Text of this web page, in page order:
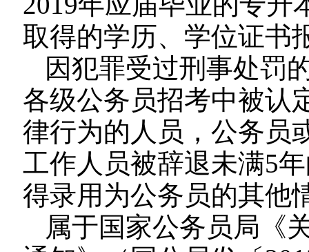
取得的学历、学位证书
因犯罪受过刑事处罚
各级公务员招考中被认
律行为的人员，公务员
工作人员被辞退未满5
得录用为公务员的其他
属于国家公务员局《